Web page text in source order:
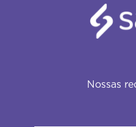
Nossas